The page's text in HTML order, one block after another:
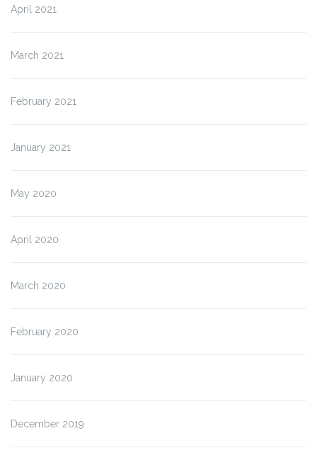
April 2021
March 2021
February 2021
January 2021
May 2020
April 2020
March 2020
February 2020
January 2020
December 2019